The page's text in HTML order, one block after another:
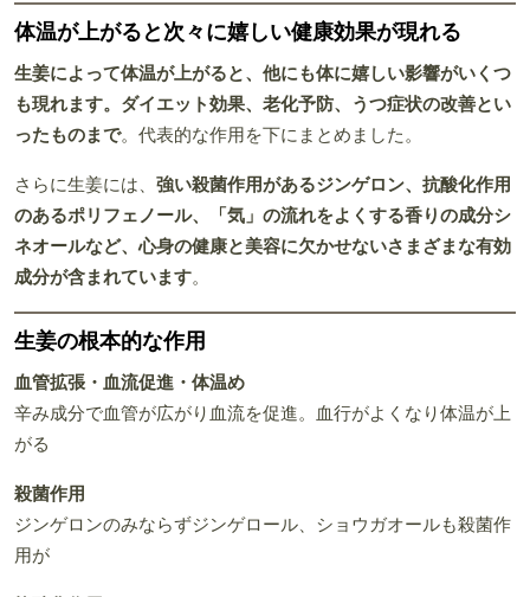
体温が上がると次々に嬉しい健康効果が現れる
生姜によって体温が上がると、他にも体に嬉しい影響がいくつ
も現れます。ダイエット効果、老化予防、うつ症状の改善とい
ったものまで。代表的な作用を下にまとめました。
さらに生姜には、 強い殺菌作用があるジンゲロン、抗酸化作用
のあるポリフェノール、「気」の流れをよくする香りの成分シ
ネオールなど、心身の健康と美容に欠かせないさまざまな有効
成分が含まれています。
生姜の根本的な作用
血管拡張・血流促進・体温め
辛み成分で血管が広がり血流を促進。血行がよくなり体温が上
がる
殺菌作用
ジンゲロンのみならずジンゲロール、ショウガオールも殺菌作
用が